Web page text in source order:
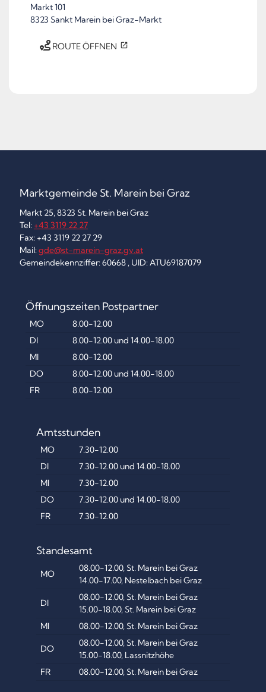
Markt 101
8323 Sankt Marein bei Graz-Markt
ROUTE ÖFFNEN
Marktgemeinde St. Marein bei Graz
Markt 25, 8323 St. Marein bei Graz
Tel: +43 3119 22 27
Fax: +43 3119 22 27 29
Mail:gde@st-marein-graz.gv.at
Gemeindekennziffer: 60668 , UID: ATU69187079
Öffnungszeiten Postpartner
MO
8.00-12.00
DI
8.00-12.00 und 14.00-18.00
MI
8.00-12.00
DO
8.00-12.00 und 14.00-18.00
FR
8.00-12.00
Amtsstunden
MO
7.30-12.00
DI
7.30-12.00 und 14.00-18.00
MI
7.30-12.00
DO
7.30-12.00 und 14.00-18.00
FR
7.30-12.00
Standesamt
MO
08.00-12.00, St. Marein bei Graz
14.00-17.00, Nestelbach bei Graz
DI
08.00-12.00, St. Marein bei Graz
15.00-18.00, St. Marein bei Graz
MI
08.00-12.00, St. Marein bei Graz
DO
08.00-12.00, St. Marein bei Graz
15.00-18.00, Lassnitzhöhe
FR
08.00-12.00, St. Marein bei Graz